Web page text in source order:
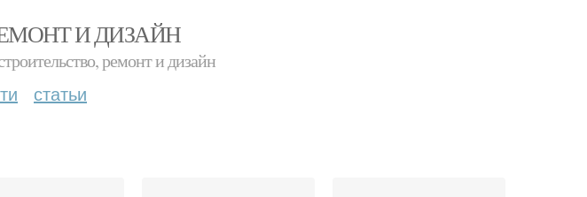
И ДИЗАЙН
ремонт и дизайн
статьи